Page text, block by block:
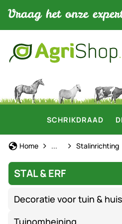
SCHRIKDRAAD
Home Stal & Erf
... Stalinrichting
STAL & ERF
Decoratie voor tuin & huis
Tuinomheining